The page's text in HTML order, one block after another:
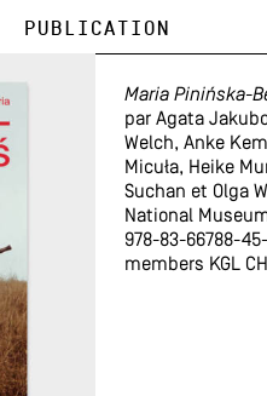
Publication
Maria Pinińska-
par Agata
Welch, Anke
Micuła, Heike
Suchan et Olga
National
978-83-66788-
members KGL